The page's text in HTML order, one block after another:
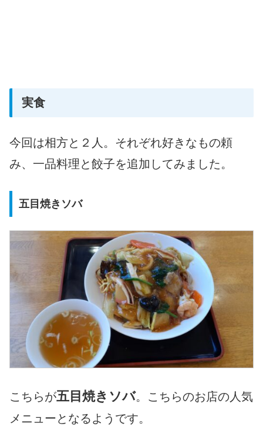
実食
今回は相方と２人。それぞれ好きなもの頼
み、一品料理と餃子を追加してみました。
五目焼きソバ
こちらが五目焼きソバ。こちらのお店の人気
メニューとなるようです。